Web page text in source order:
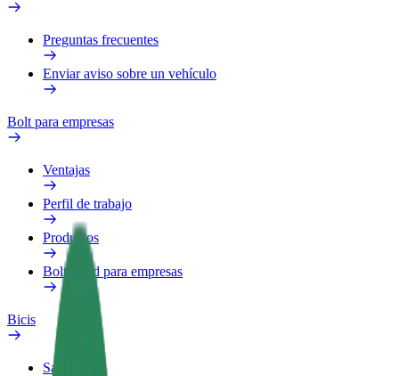
Preguntas frecuentes
Enviar aviso sobre un vehículo
Bolt para empresas
Ventajas
Perfil de trabajo
Productos
Bolt Food para empresas
Bicis
Safety Lab